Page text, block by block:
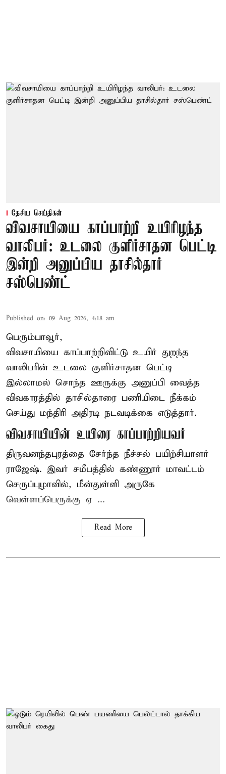
தேசிய செய்திகள்
விவசாயியை காப்பாற்றி உயிரிழந்த
வாலிபர்: உடலை குளிர்சாதன பெட்டி
இன்றி அனுப்பிய தாசில்தார்
சஸ்பெண்ட்
Published on: 09 Aug 2026, 4:18 am
பெரும்பாவூர்,
விவசாயியை காப்பாற்றிவிட்டு உயிர் துறந்த
வாலிபரின் உடலை குளிர்சாதன பெட்டி
இல்லாமல் சொந்த ஊருக்கு அனுப்பி வைத்த
விவகாரத்தில் தாசில்தாரை பணியிடை நீக்கம்
செய்து மந்திரி அதிரடி நடவடிக்கை எடுத்தார்.
விவசாயியின் உயிரை காப்பாற்றியவர்
திருவனந்தபுரத்தை சேர்ந்த நீச்சல் பயிற்சியாளர்
ராஜேஷ். இவர் சமீபத்தில் கண்ணூர் மாவட்டம்
செருப்புழாவில், மீன்துள்ளி அருகே
வெள்ளப்பெருக்கு ஏ ...
Read More